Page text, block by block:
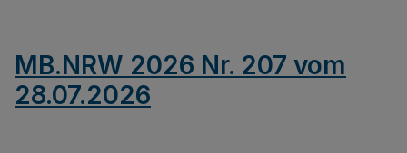
MB.NRW 2026 Nr. 207 vom
28.07.2026